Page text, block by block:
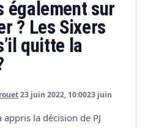
également sur
? Les Sixers
quitte la
23 juin 2022, 10:0023 juin
appris la décision de PJ